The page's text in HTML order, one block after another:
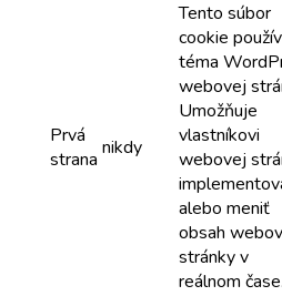
Prvá
strana nikdy
Tento súbor
cookie
téma
webovej
Umožňuje
vlastníkovi
webovej
alebo meniť
obsah
stránky v
reálnom